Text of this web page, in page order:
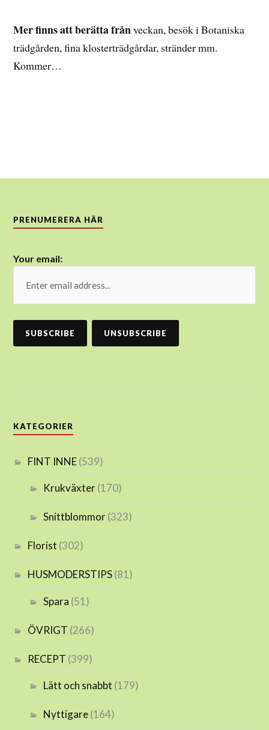
Mer finns att berätta frånveckan, besök i Botaniska
trädgården, fina klosterträdgårdar, stränder mm.
Kommer…
PRENUMERERA HÄR
Your email:
KATEGORIER
FINT INNE(539)
Krukväxter(170)
Snittblommor(323)
Florist (302)
HUSMODERSTIPS(81)
Spara (51)
ÖVRIGT (266)
RECEPT (399)
Lätt och snabbt (179)
Nyttigare(164)